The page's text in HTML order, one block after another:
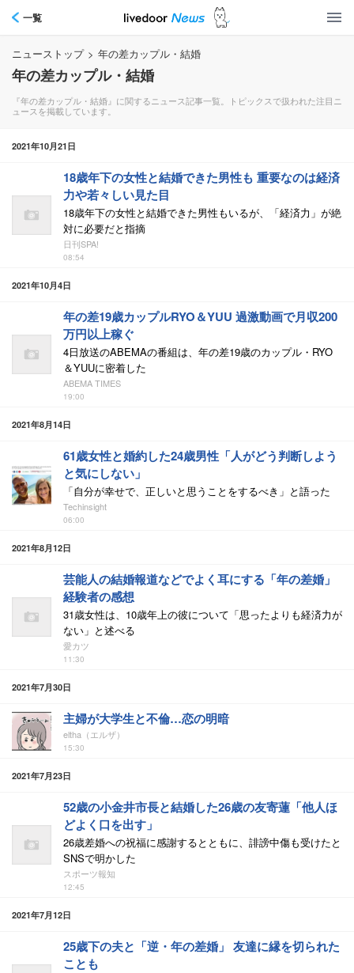
一覧
ニューストップ > 年の差カップル・結婚
年の差カップル・結婚
『年の差カップル・結婚』に関するニュース記事一覧。トピックスで扱われた注目ニ
ュースを掲載しています。
2021年10月21日
18歳年下の女性と結婚できた男性も 重要なのは経済
力や若々しい見た目
18歳年下の女性と結婚できた男性もいるが、「経済力」が絶
対に必要だと指摘
日刊SPA!
08:54
2021年10月4日
年の差19歳カップルRYO＆YUU 過激動画で月収200
万円以上稼ぐ
4日放送のABEMAの番組は、年の差19歳のカップル・RYO
＆YUUに密着した
ABEMA TIMES
19:00
2021年8月14日
61歳女性と婚約した24歳男性「人がどう判断しよう
と気にしない」
「自分が幸せで、正しいと思うことをするべき」と語った
Techinsight
06:00
2021年8月12日
芸能人の結婚報道などでよく耳にする「年の差婚」
経験者の感想
31歳女性は、10歳年上の彼について「思ったよりも経済力が
ない」と述べる
愛カツ
11:30
2021年7月30日
主婦が大学生と不倫…恋の明暗
eltha（エルザ）
15:30
2021年7月23日
52歳の小金井市長と結婚した26歳の友寄蓮「他人ほ
どよく口を出す」
26歳差婚への祝福に感謝するとともに、誹謗中傷も受けたと
SNSで明かした
スポーツ報知
12:45
2021年7月12日
25歳下の夫と「逆・年の差婚」 友達に縁を切られた
ことも